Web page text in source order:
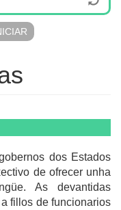
dos Estados
de ofrecer unha
As devantidas
fillos de funcionarios